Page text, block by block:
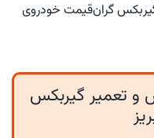
گران‌قیمت خودروی
تعمیر گیربکس